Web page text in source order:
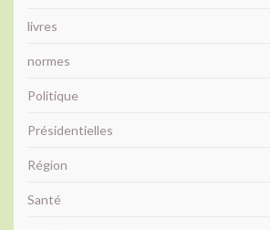
livres
normes
Politique
Présidentielles
Région
Santé